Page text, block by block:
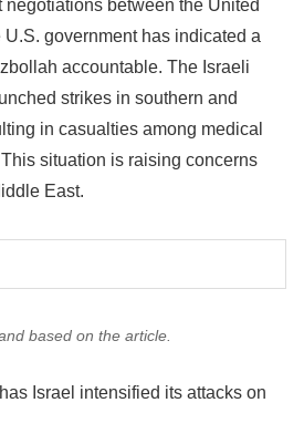
negotiations between the United
U.S. government has indicated a
accountable. The Israeli
strikes in southern and
in casualties among medical
situation is raising concerns
East.
based on the article.
Israel intensified its attacks on